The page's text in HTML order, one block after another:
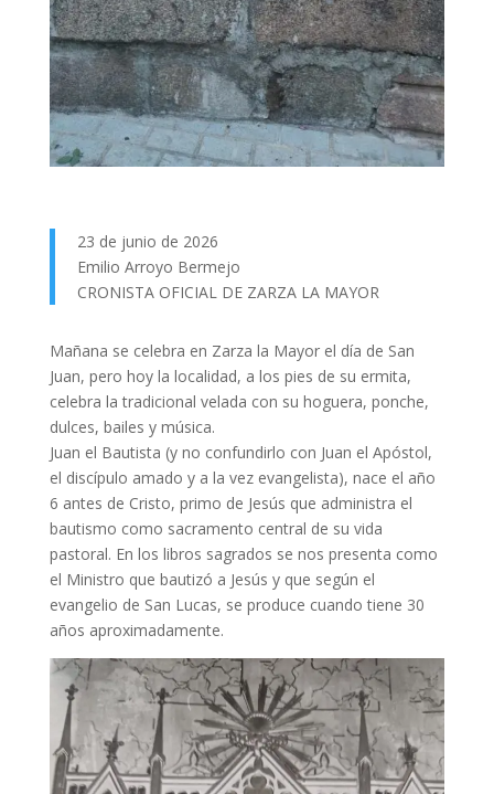
23 de junio de 2026
Emilio Arroyo Bermejo
CRONISTA OFICIAL DE ZARZA LA MAYOR
Mañana se celebra en Zarza la Mayor el día de San
Juan, pero hoy la localidad, a los pies de su ermita,
celebra la tradicional velada con su hoguera, ponche,
dulces, bailes y música.
Juan el Bautista (y no confundirlo con Juan el Apóstol,
el discípulo amado y a la vez evangelista), nace el año
6 antes de Cristo, primo de Jesús que administra el
bautismo como sacramento central de su vida
pastoral. En los libros sagrados se nos presenta como
el Ministro que bautizó a Jesús y que según el
evangelio de San Lucas, se produce cuando tiene 30
años aproximadamente.